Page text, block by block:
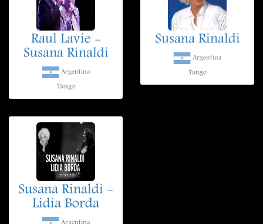
Raul Lavie -
Susana Rinaldi
Argentina
Tango
Susana Rinaldi
Argentina
Tango
Susana Rinaldi -
Lidia Borda